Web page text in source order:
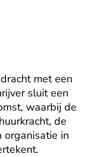
met een
sluit een
waarbij de
de
organisatie in